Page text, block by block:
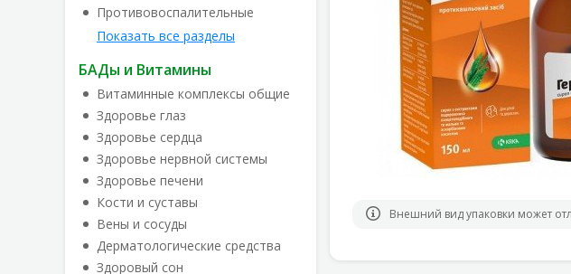
Противовоспалительные
Показать все разделы
БАДы и Витамины
Витаминные комплексы общие
Здоровье глаз
Здоровье сердца
Здоровье нервной системы
Здоровье печени
Кости и суставы
Вены и сосуды
Дерматологические средства
Здоровый сон
Внешний вид упаковки может